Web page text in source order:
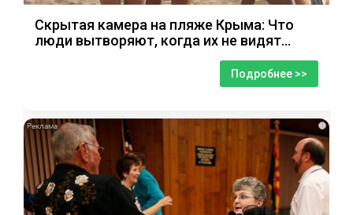
Скрытая камера на пляже Крыма: Что
люди вытворяют, когда их не видят...
Подробнее >>
i